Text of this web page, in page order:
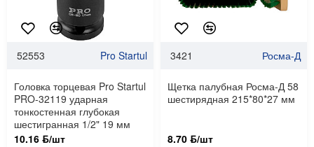
52553 Pro Startul
Головка торцевая Pro Startul
PRO-32119 ударная
тонкостенная глубокая
шестигранная 1/2" 19 мм
10.16 ƃ/шт
3421 Росма-Д
Щетка палубная Росма-Д 58
шестирядная 215*80*27 мм
8.70 ƃ/шт